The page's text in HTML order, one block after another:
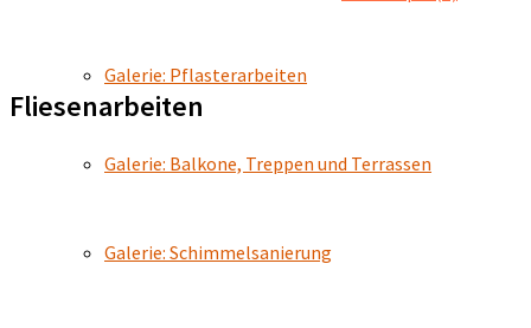
Galerie: Pflasterarbeiten
Galerie: Balkone, Treppen und Terrassen
Galerie: Schimmelsanierung
Fliesenarbeiten